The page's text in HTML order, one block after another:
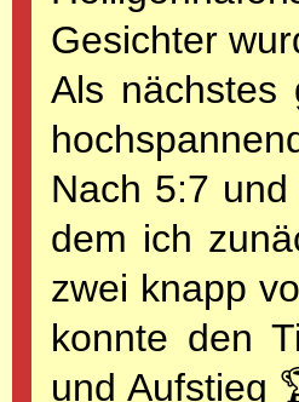
Gesichter
Als nächstes
Nach 5:7
dem ich
zwei knapp
konnte den
und Aufstieg